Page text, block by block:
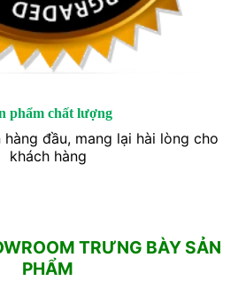
phẩm chất lượng
đầu, mang lại hài lòng cho
khách hàng
TRƯNG BÀY SẢN
PHẨM